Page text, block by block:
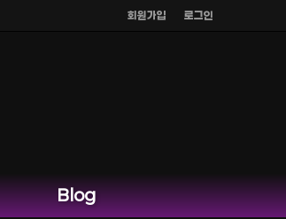
회원가입 로그인
톡 외 다른 채팅은 운영하지 않습니다.
Blog